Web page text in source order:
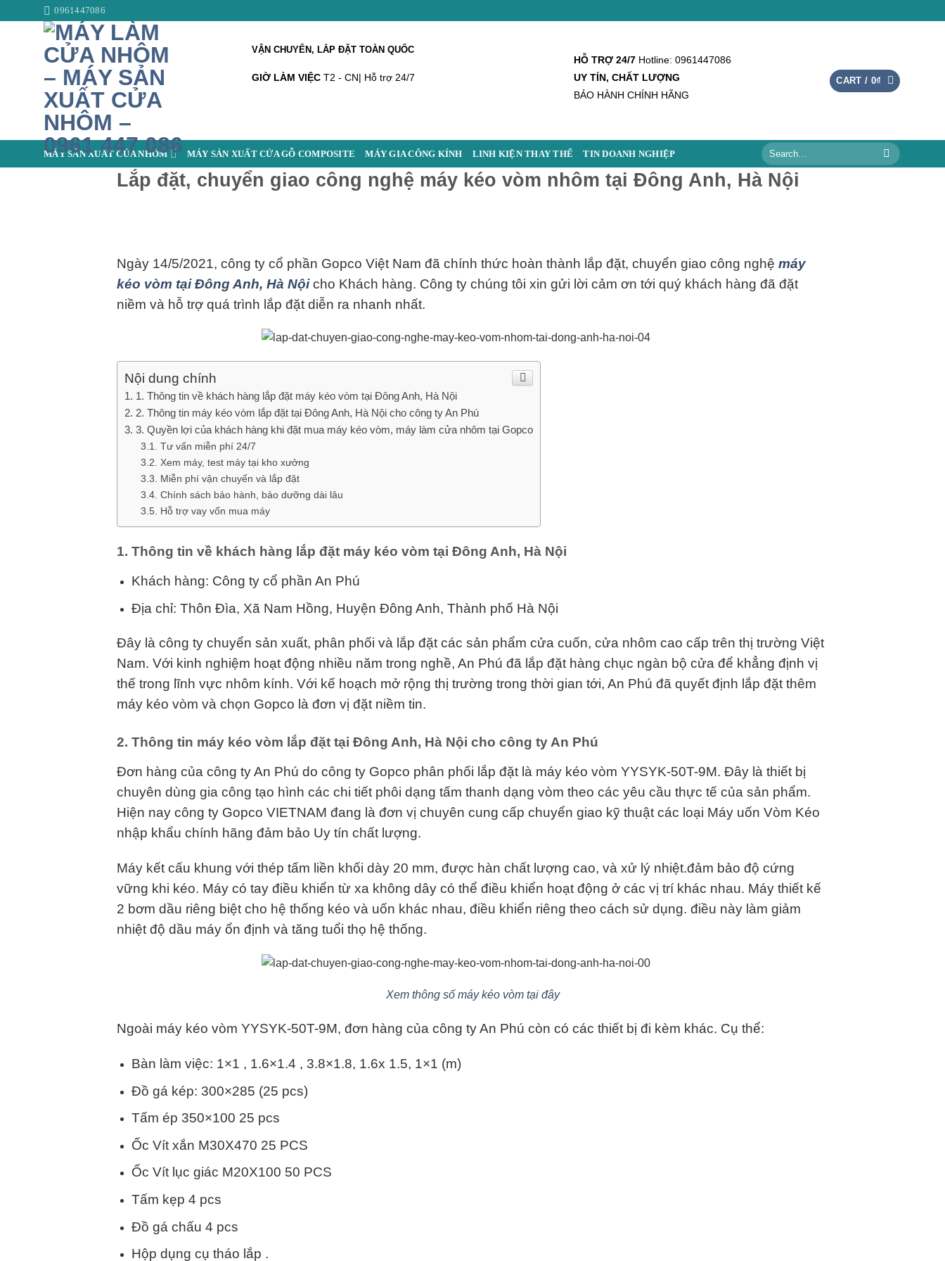
0961447086
VẬN CHUYỂN, LẮP ĐẶT TOÀN QUỐC
GIỜ LÀM VIỆC T2 - CN| Hỗ trợ 24/7
HỖ TRỢ 24/7 Hotline: 0961447086
UY TÍN, CHẤT LƯỢNG
BẢO HÀNH CHÍNH HÃNG
CART / 0₫
MÁY SẢN XUẤT CỬA NHÔM MÁY SẢN XUẤT CỬA GỖ COMPOSITE MÁY GIA CÔNG KÍNH LINH KIỆN THAY THẾ TIN DOANH NGHIỆP
Search
for:
Lắp đặt, chuyển giao công nghệ máy kéo vòm nhôm tại Đông Anh, Hà Nội
Ngày 14/5/2021, công ty cổ phần Gopco Việt Nam đã chính thức hoàn thành lắp đặt, chuyển giao công nghệmáy
kéo vòm tại Đông Anh, Hà Nộicho Khách hàng. Công ty chúng tôi xin gửi lời cảm ơn tới quý khách hàng đã đặt
niềm và hỗ trợ quá trình lắp đặt diễn ra nhanh nhất.
Nội dung chính
1. Thông tin về khách hàng lắp đặt máy kéo vòm tại Đông Anh, Hà Nội
2. Thông tin máy kéo vòm lắp đặt tại Đông Anh, Hà Nội cho công ty An Phú
3. Quyền lợi của khách hàng khi đặt mua máy kéo vòm, máy làm cửa nhôm tại Gopco
Tư vấn miễn phí 24/7
Xem máy, test máy tại kho xưởng
Miễn phí vận chuyển và lắp đặt
Chính sách bảo hành, bảo dưỡng dài lâu
Hỗ trợ vay vốn mua máy
1. Thông tin về khách hàng lắp đặt máy kéo vòm tại Đông Anh, Hà Nội
Khách hàng: Công ty cổ phần An Phú
Địa chỉ: Thôn Đìa, Xã Nam Hồng, Huyện Đông Anh, Thành phố Hà Nội
Đây là công ty chuyển sản xuất, phân phối và lắp đặt các sản phẩm cửa cuốn, cửa nhôm cao cấp trên thị trường Việt
Nam. Với kinh nghiệm hoạt động nhiều năm trong nghề, An Phú đã lắp đặt hàng chục ngàn bộ cửa để khẳng định vị
thế trong lĩnh vực nhôm kính. Với kế hoạch mở rộng thị trường trong thời gian tới, An Phú đã quyết định lắp đặt thêm
máy kéo vòm và chọn Gopco là đơn vị đặt niềm tin.
2. Thông tin máy kéo vòm lắp đặt tại Đông Anh, Hà Nội cho công ty An Phú
Đơn hàng của công ty An Phú do công ty Gopco phân phối lắp đặt là máy kéo vòm YYSYK-50T-9M. Đây là thiết bị
chuyên dùng gia công tạo hình các chi tiết phôi dạng tấm thanh dạng vòm theo các yêu cầu thực tế của sản phẩm.
Hiện nay công ty Gopco VIETNAM đang là đơn vị chuyên cung cấp chuyển giao kỹ thuật các loại Máy uốn Vòm Kéo
nhập khẩu chính hãng đảm bảo Uy tín chất lượng.
Máy kết cấu khung với thép tấm liền khối dày 20 mm, được hàn chất lượng cao, và xử lý nhiệt.đảm bảo độ cứng
vững khi kéo. Máy có tay điều khiển từ xa không dây có thể điều khiển hoạt động ở các vị trí khác nhau. Máy thiết kế
2 bơm dầu riêng biệt cho hệ thống kéo và uốn khác nhau, điều khiển riêng theo cách sử dụng. điều này làm giảm
nhiệt độ dầu máy ổn định và tăng tuổi thọ hệ thống.
Xem thông số máy kéo vòm tại đây
Ngoài máy kéo vòm YYSYK-50T-9M, đơn hàng của công ty An Phú còn có các thiết bị đi kèm khác. Cụ thể:
Bàn làm việc: 1×1 , 1.6×1.4 , 3.8×1.8, 1.6x 1.5, 1×1 (m)
Đồ gá kép: 300×285 (25 pcs)
Tấm ép 350×100 25 pcs
Ốc Vít xắn M30X470 25 PCS
Ốc Vít lục giác M20X100 50 PCS
Tấm kẹp 4 pcs
Đồ gá chấu 4 pcs
Hộp dụng cụ tháo lắp .